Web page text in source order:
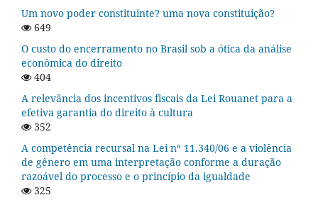
Um novo poder constituinte? uma nova constituição?
649
O custo do encerramento no Brasil sob a ótica da análise
econômica do direito
404
A relevância dos incentivos fiscais da Lei Rouanet para a
efetiva garantia do direito à cultura
352
A competência recursal na Lei nº 11.340/06 e a violência
de gênero em uma interpretação conforme a duração
razoável do processo e o princípio da igualdade
325